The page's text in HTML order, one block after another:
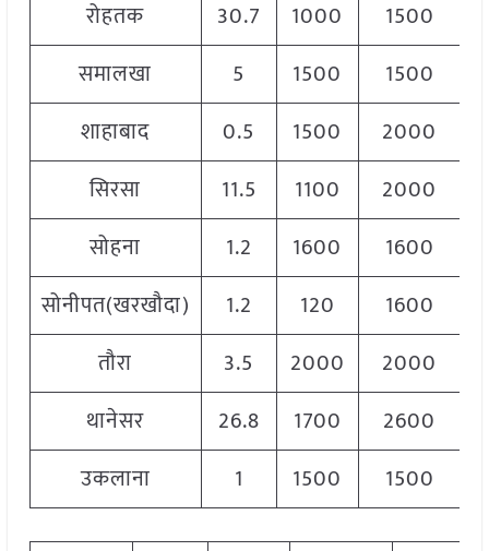
रोहतक 30.7 1000 1500
समालखा
5 1500 1500
शाहाबाद
0.5 1500 2000
सिरसा
11.5 1100 2000
सोहना
1.2 1600 1600
सोनीपत(खरखौदा)
1.2 120 1600
तौरा
3.5 2000 2000
थानेसर
26.8 1700 2600
उकलाना
1 1500 1500